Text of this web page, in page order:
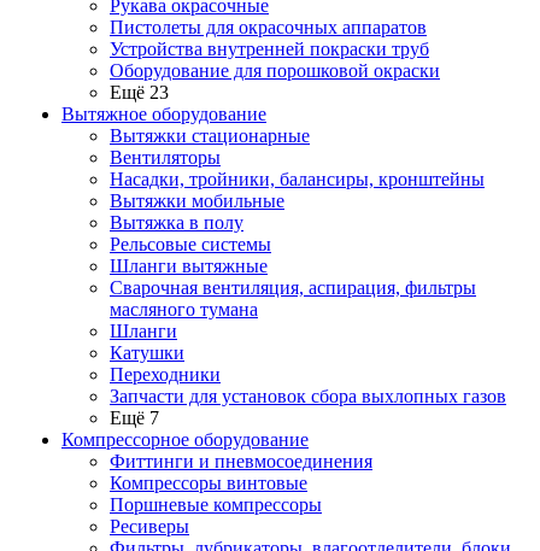
Рукава окрасочные
Пистолеты для окрасочных аппаратов
Устройства внутренней покраски труб
Оборудование для порошковой окраски
Ещё 23
Вытяжное оборудование
Вытяжки стационарные
Вентиляторы
Насадки, тройники, балансиры, кронштейны
Вытяжки мобильные
Вытяжка в полу
Рельсовые системы
Шланги вытяжные
Сварочная вентиляция, аспирация, фильтры
масляного тумана
Шланги
Катушки
Переходники
Запчасти для установок сбора выхлопных газов
Ещё 7
Компрессорное оборудование
Фиттинги и пневмосоединения
Компрессоры винтовые
Поршневые компрессоры
Ресиверы